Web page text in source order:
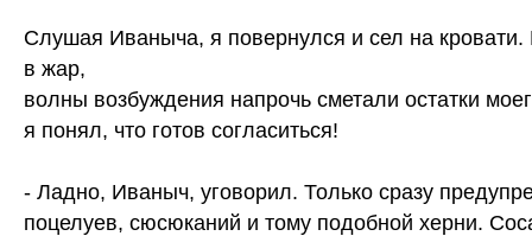
Слушая Иваныча, я повернулся и сел на
в жар,
волны возбуждения напрочь сметали остатки
я понял, что готов согласиться!
- Ладно, Иваныч, уговорил. Только сразу
поцелуев, сюсюканий и тому подобной херни.